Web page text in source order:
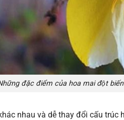
đặc điểm của hoa mai đột biến
nhau và dễ thay đổi cấu